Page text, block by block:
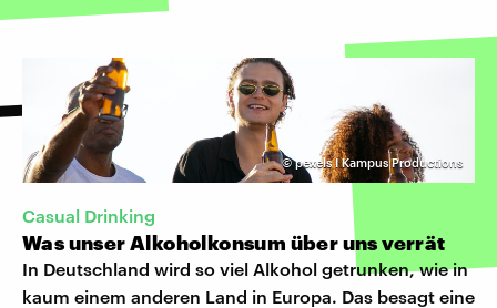
©pexels I Kampus Productions
Casual Drinking
Was unser Alkoholkonsum über uns verrät
In Deutschland wird so viel Alkohol getrunken, wie in
kaum einem anderen Land in Europa. Das besagt eine